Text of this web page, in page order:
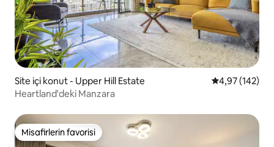
Site içi konut - Upper Hill Estate 5 üzerinden
4,97 (142)
Heartland'deki Manzara
Misafirlerin favorisi
Misafirlerin favorisi